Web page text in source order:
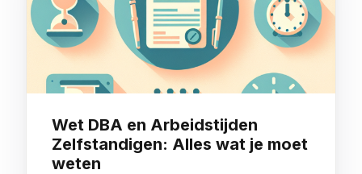
Wet DBA en Arbeidstijden
Zelfstandigen: Alles wat je moet
weten